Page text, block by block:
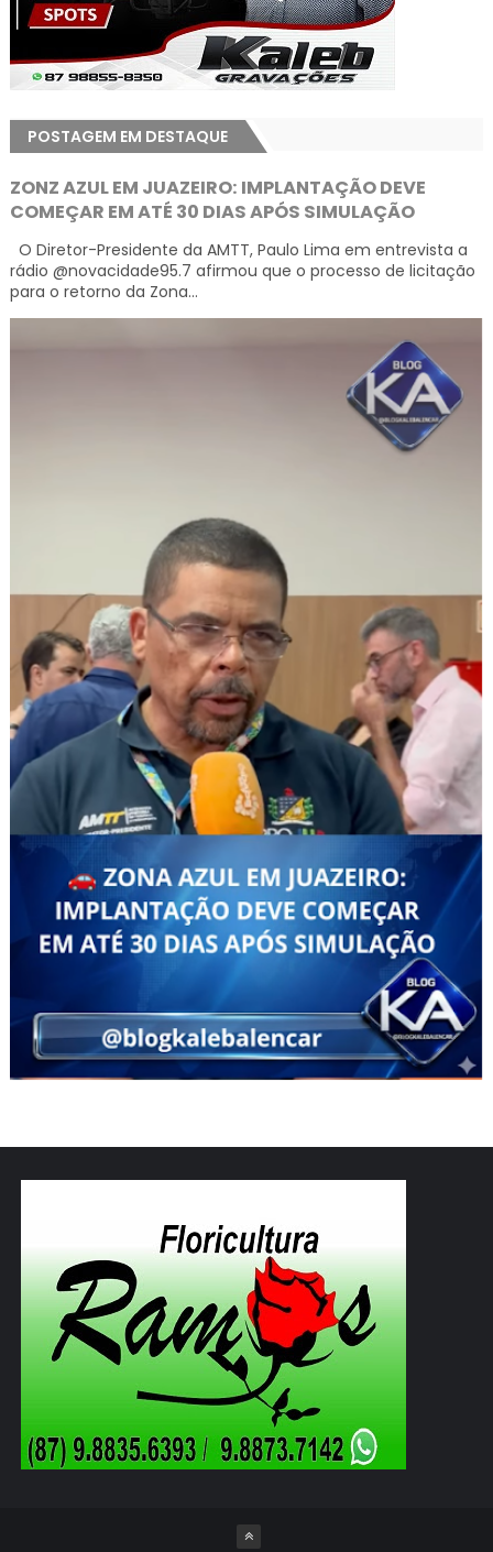
POSTAGEM EM DESTAQUE
ZONZ AZUL EM JUAZEIRO: IMPLANTAÇÃO DEVE
COMEÇAR EM ATÉ 30 DIAS APÓS SIMULAÇÃO
O Diretor-Presidente da AMTT, Paulo Lima em entrevista a
rádio @novacidade95.7 afirmou que o processo de licitação
para o retorno da Zona...